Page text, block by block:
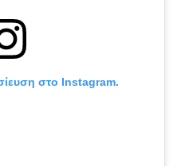
στο Instagram.